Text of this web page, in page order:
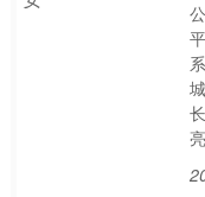
亮